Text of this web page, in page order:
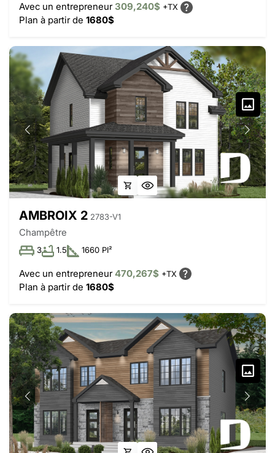
Avec un entrepreneur309,240$ +TX
Plan à partir de 1680$
AMBROIX 2 2783-V1
Champêtre
3 1.5 1660 PI²
Avec un entrepreneur470,267$ +TX
Plan à partir de 1680$